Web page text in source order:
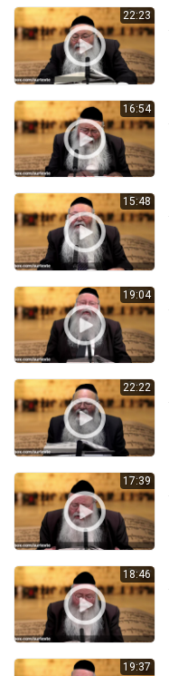
22:23
16:54
15:48
19:04
22:22
17:39
18:46
19:37